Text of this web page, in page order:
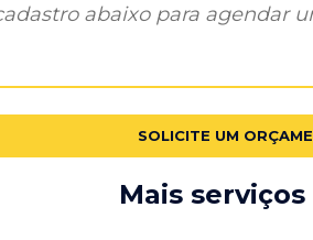
abaixo para agendar
SOLICITE UM
Mais